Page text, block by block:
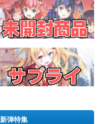
新弾特集